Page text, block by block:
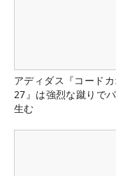
アディダス『コードカ
27』は強烈な蹴りで
生む